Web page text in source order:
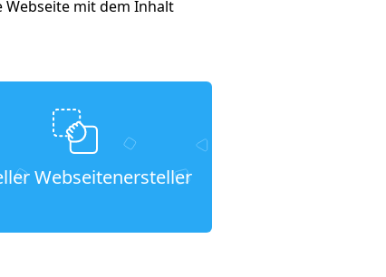
Webseite mit dem Inhalt
Webseitenersteller